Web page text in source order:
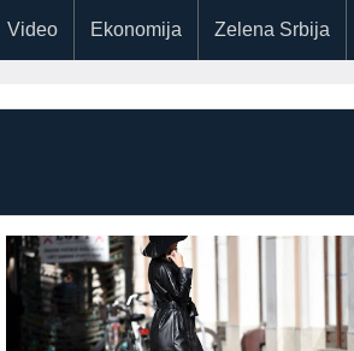
Video Ekonomija Zelena Srbija